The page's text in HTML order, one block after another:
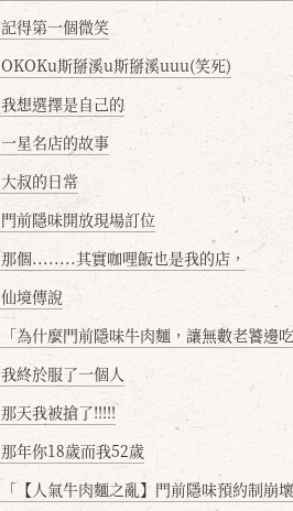
記得第一個微笑
OKOKu斯掰溪u斯掰溪uuu(笑死)
我想選擇是自己的
一星名店的故事
大叔的日常
門前隱味開放現場訂位
那個........其實咖哩飯也是我的店，
仙境傳說
「為什麼門前隱味牛肉麵，讓無數老饕邊吃邊
我終於服了一個人
那天我被搶了!!!!!
那年你18歲而我52歲
「【人氣牛肉麵之亂】門前隱味預約制崩壞真